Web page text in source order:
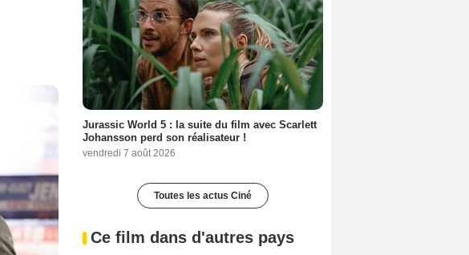
Jurassic World 5 : la suite du film avec Scarlett
Johansson perd son réalisateur !
vendredi 7 août 2026
Toutes les actus Ciné
Ce film dans d'autres pays